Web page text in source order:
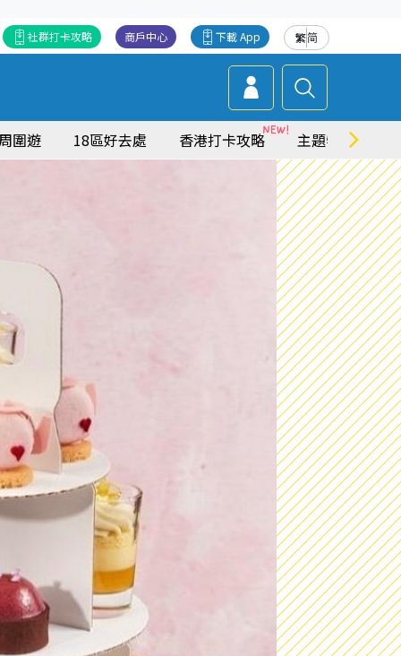
繁简
下載 App
商戶中心
社群打卡攻略
圍遊 18區好去處 香港打卡攻略 主題特集